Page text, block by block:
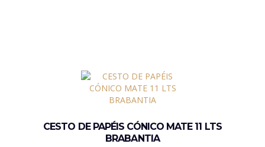
CESTO DE PAPÉIS CÓNICO MATE 11 LTS
BRABANTIA